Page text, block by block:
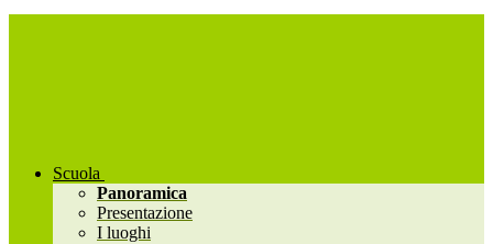
Scuola
Panoramica
Presentazione
I luoghi